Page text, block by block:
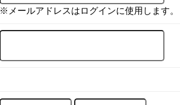
※メールアドレスはログインに使用します。